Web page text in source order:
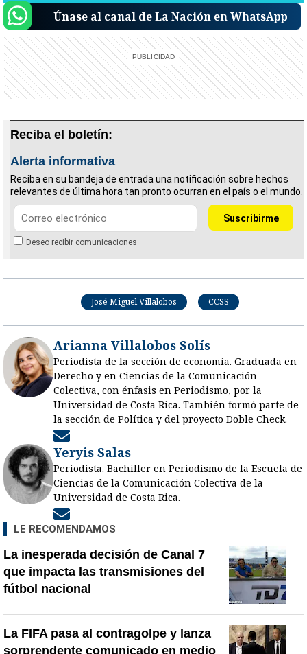
Únase al canal de La Nación en WhatsApp
Reciba el boletín:
Alerta informativa
Reciba en su bandeja de entrada una notificación sobre hechos
relevantes de última hora tan pronto ocurran en el país o el mundo.
Deseo recibir comunicaciones
José Miguel Villalobos CCSS
Arianna Villalobos Solís
Periodista de la sección de economía. Graduada en
Derecho y en Ciencias de la Comunicación
Colectiva, con énfasis en Periodismo, por la
Universidad de Costa Rica. También formó parte de
la sección de Política y del proyecto Doble Check.
Yeryis Salas
Periodista. Bachiller en Periodismo de la Escuela de
Ciencias de la Comunicación Colectiva de la
Universidad de Costa Rica.
LE RECOMENDAMOS
La inesperada decisión de Canal 7
que impacta las transmisiones del
fútbol nacional
La FIFA pasa al contragolpe y lanza
sorprendente comunicado en medio